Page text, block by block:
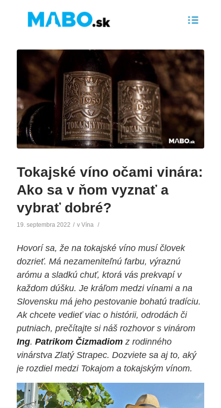
Tokajské víno očami vinára:
Ako sa v ňom vyznať a
vybrať dobré?
19. septembra 2022 / v Vína /
Hovorí sa, že na tokajské víno musí človek
dozrieť. Má nezameniteľnú farbu, výraznú
arómu a sladkú chuť, ktorá vás prekvapí v
každom dúšku. Je kráľom medzi vínami a na
Slovensku má jeho pestovanie bohatú tradíciu.
Ak chcete vedieť viac o histórii, odrodách či
putniach, prečítajte si náš rozhovor s vinárom
Ing. Patrikom Čizmadiom z rodinného
vinárstva Zlatý Strapec. Dozviete sa aj to, aký
je rozdiel medzi Tokajom a tokajským vínom.